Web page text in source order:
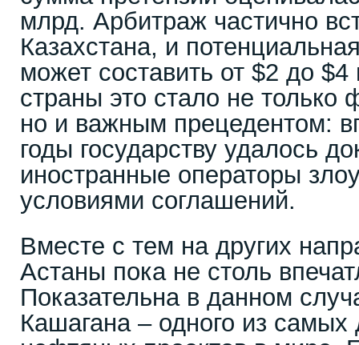
млрд. Арбитраж частично
Казахстана, и
может составить от $2 до
страны это стало не
но и важным прецедентом:
годы государству удалось
иностранные операторы
условиями соглашений.
Вместе с тем на других
Астаны пока не столь
Показательна в данном
Кашагана – одного из